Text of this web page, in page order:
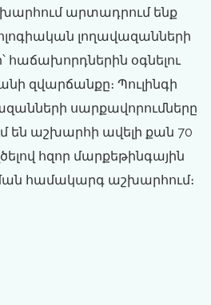
արտադրում ենք
լողավազանների
հաճախորդներին օգնելու
զվարճանքը։ Պուլինգի
սարքավորումները
են աշխարհի ավելի քան 70
հզոր մարքեթինգային
համակարգ աշխարհում։